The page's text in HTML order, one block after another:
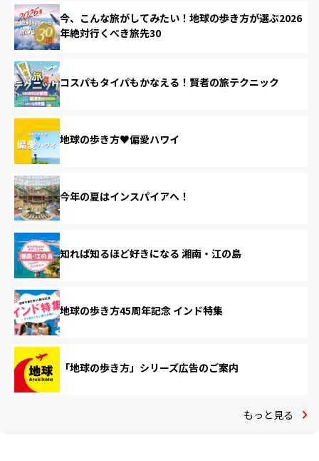
今、こんな旅がしてみたい！地球の歩き方が選ぶ2026
年絶対行くべき旅先30
コスパもタイパもかなえる！賢者の旅テクニック
地球の歩き方♥偏愛ハワイ
今年の夏はインスパイアへ！
知れば知るほど好きになる 湘南・江の島
地球の歩き方45周年記念 インド特集
「地球の歩き方」シリーズ広告のご案内
もっと見る